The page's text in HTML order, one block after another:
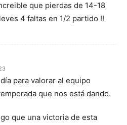
que pierdas de 14-18
4 faltas en 1/2 partido !!
para valorar al equipo
que nos está dando.
que una victoria de esta